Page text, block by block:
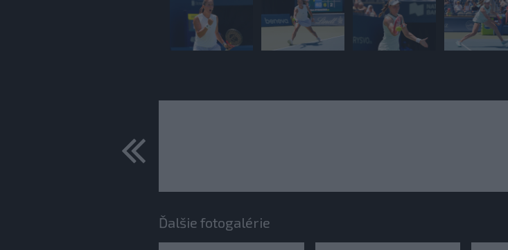
predchádzajúce
Ďalšie fotogalérie